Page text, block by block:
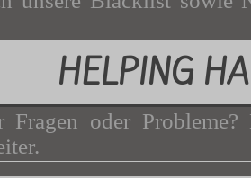
HELPING
Fragen oder